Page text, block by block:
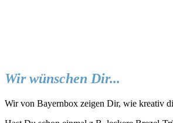
Wir wünschen Dir...
Wir von Bayernbox zeigen Dir, wie kreativ